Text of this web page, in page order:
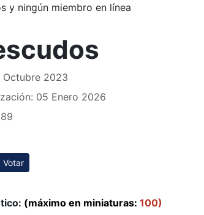
y ningún miembro en línea
Octubre 2023
05 Enero 2026
(máximo en miniaturas: 100)